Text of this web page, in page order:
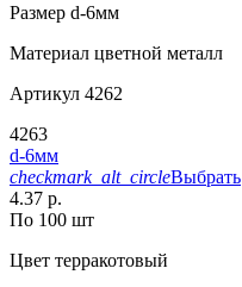
Размер d-6мм
Материал цветной металл
Артикул 4262
4263
d-6мм
checkmark_alt_circleВыбрать
4.37 р.
По 100 шт
Цвет терракотовый